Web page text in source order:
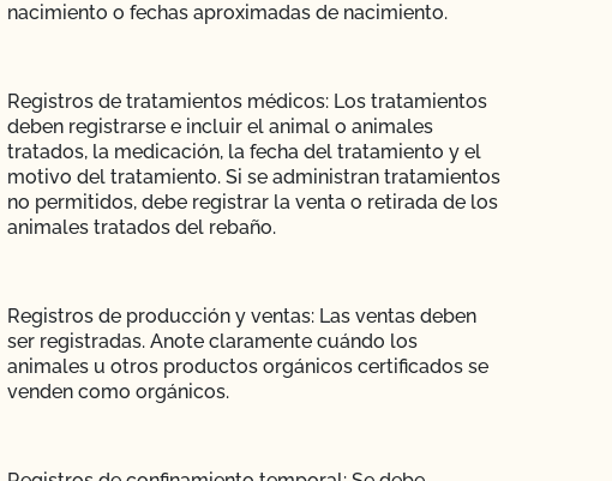
nacimiento o fechas aproximadas de nacimiento.
Registros de tratamientos médicos: Los tratamientos
deben registrarse e incluir el animal o animales
tratados, la medicación, la fecha del tratamiento y el
motivo del tratamiento. Si se administran tratamientos
no permitidos, debe registrar la venta o retirada de los
animales tratados del rebaño.
Registros de producción y ventas: Las ventas deben
ser registradas. Anote claramente cuándo los
animales u otros productos orgánicos certificados se
venden como orgánicos.